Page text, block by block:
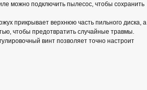
можно подключить пылесос, чтобы сохранить
прикрывает верхнюю часть пильного диска, а
чтобы предотвратить случайные травмы.
винт позволяет точно настроит